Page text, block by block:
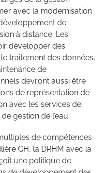
avec la modernisation
de
à distance. Les
développer des
traitement des données,
de
devront aussi être
de représentation de
avec les services de
gestion de l’eau.
de compétences
GH, la DRHM avec la
une politique de